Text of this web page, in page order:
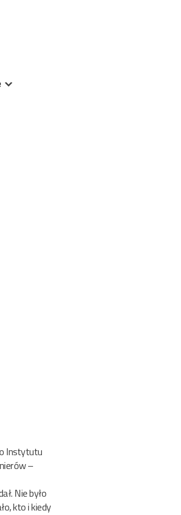
Instytutu
–
Nie było
kto i kiedy